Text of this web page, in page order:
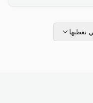
نغطيها